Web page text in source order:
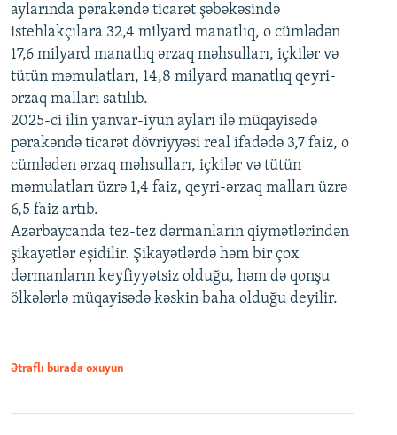
aylarında pərakəndə ticarət şəbəkəsində
istehlakçılara 32,4 milyard manatlıq, o cümlədən
17,6 milyard manatlıq ərzaq məhsulları, içkilər və
tütün məmulatları, 14,8 milyard manatlıq qeyri-
ərzaq malları satılıb.
2025-ci ilin yanvar-iyun ayları ilə müqayisədə
pərakəndə ticarət dövriyyəsi real ifadədə 3,7 faiz, o
cümlədən ərzaq məhsulları, içkilər və tütün
məmulatları üzrə 1,4 faiz, qeyri-ərzaq malları üzrə
6,5 faiz artıb.
Azərbaycanda tez-tez dərmanların qiymətlərindən
şikayətlər eşidilir. Şikayətlərdə həm bir çox
dərmanların keyfiyyətsiz olduğu, həm də qonşu
ölkələrlə müqayisədə kəskin baha olduğu deyilir.
Ətraflı burada oxuyun